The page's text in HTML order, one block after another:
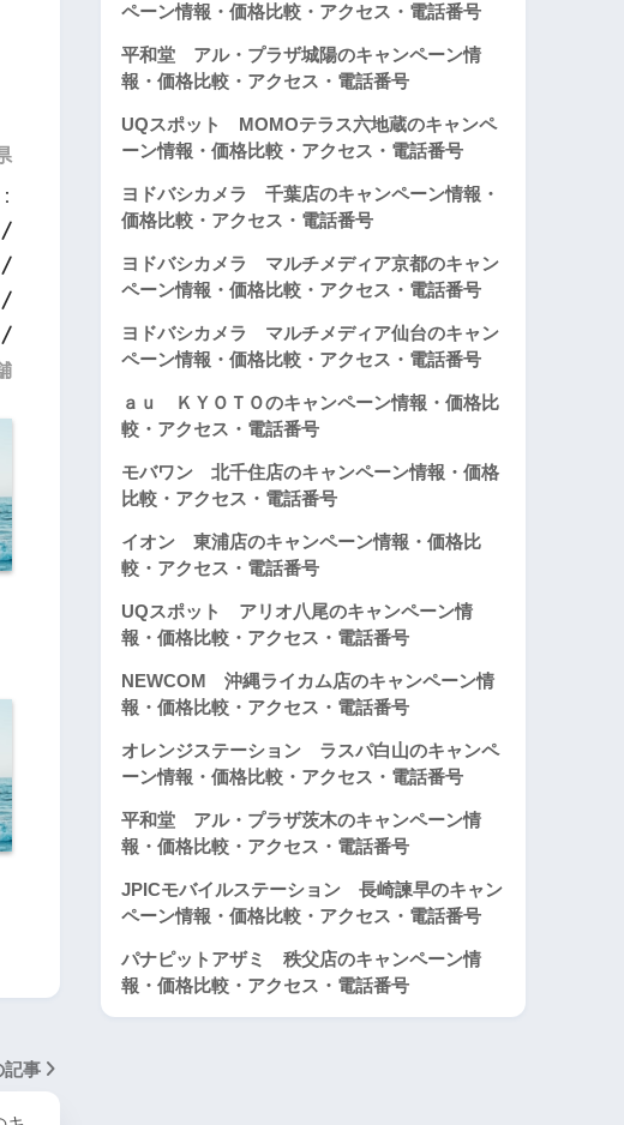
記事
ペーン情報・価格比較・アクセス・電話番号
平和堂 アル・プラザ城陽のキャンペーン情
報・価格比較・アクセス・電話番号
UQスポット MOMOテラス六地蔵のキャンペ
ーン情報・価格比較・アクセス・電話番号
ヨドバシカメラ 千葉店のキャンペーン情報・
価格比較・アクセス・電話番号
ヨドバシカメラ マルチメディア京都のキャン
ペーン情報・価格比較・アクセス・電話番号
ヨドバシカメラ マルチメディア仙台のキャン
ペーン情報・価格比較・アクセス・電話番号
ａｕ ＫＹＯＴＯのキャンペーン情報・価格比
較・アクセス・電話番号
モバワン 北千住店のキャンペーン情報・価格
比較・アクセス・電話番号
イオン 東浦店のキャンペーン情報・価格比
較・アクセス・電話番号
UQスポット アリオ八尾のキャンペーン情
報・価格比較・アクセス・電話番号
NEWCOM 沖縄ライカム店のキャンペーン情
報・価格比較・アクセス・電話番号
オレンジステーション ラスパ白山のキャンペ
ーン情報・価格比較・アクセス・電話番号
平和堂 アル・プラザ茨木のキャンペーン情
報・価格比較・アクセス・電話番号
JPICモバイルステーション 長崎諫早のキャン
ペーン情報・価格比較・アクセス・電話番号
パナピットアザミ 秩父店のキャンペーン情
報・価格比較・アクセス・電話番号